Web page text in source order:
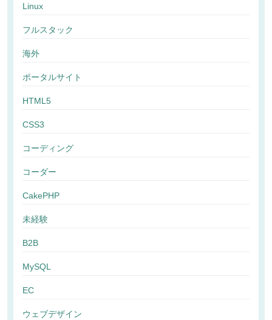
Linux
フルスタック
海外
ポータルサイト
HTML5
CSS3
コーディング
コーダー
CakePHP
未経験
B2B
MySQL
EC
ウェブデザイン